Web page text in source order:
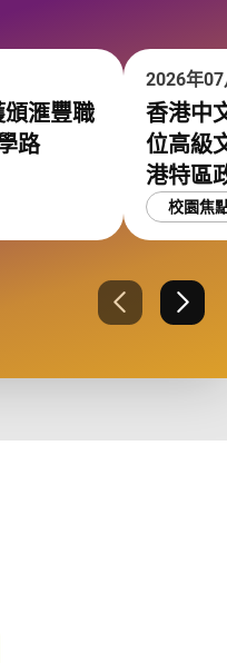
滙豐職
路
2026年
香港中
位高級
港特區
校園焦
上一張 下一